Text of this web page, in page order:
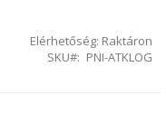
Elérhetőség: Raktáron
SKU
PNI-ATKLOG